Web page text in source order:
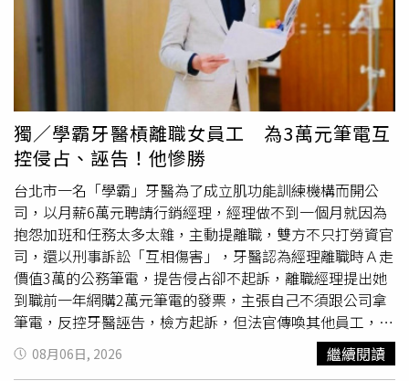
獨／學霸牙醫槓離職女員工 為3萬元筆電互
控侵占、誣告！他慘勝
台北市一名「學霸」牙醫為了成立肌功能訓練機構而開公
司，以月薪6萬元聘請行銷經理，經理做不到一個月就因為
抱怨加班和任務太多太雜，主動提離職，雙方不只打勞資官
司，還以刑事訴訟「互相傷害」，牙醫認為經理離職時Ａ走
價值3萬的公務筆電，提告侵占卻不起訴，離職經理提出她
到職前一年網購2萬元筆電的發票，主張自己不須跟公司拿
筆電，反控牙醫誣告，檢方起訴，但法官傳喚其他員工，認
定確實有一部公務筆電在辦公室搬遷後不見了，所以牙醫告
離職經理的理由並非無中生有，一、二審均判無罪。馬姓牙
08月06日, 2026 繼續閱讀